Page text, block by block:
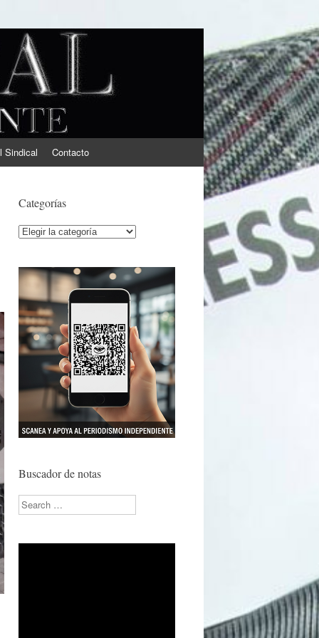
Sindical Contacto
Categorías
Categorías
Buscador de notas
Search